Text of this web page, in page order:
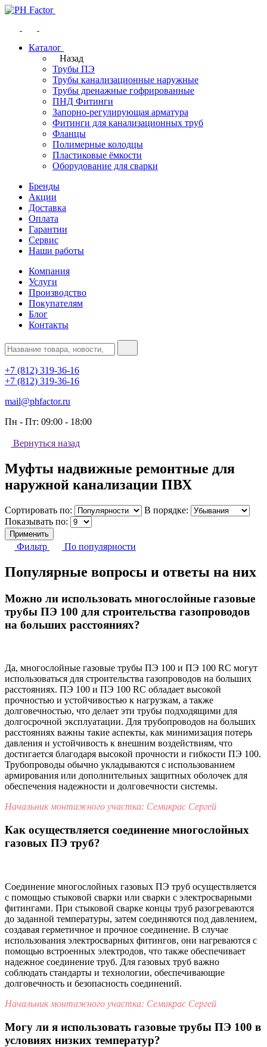
Каталог
Назад
Трубы ПЭ
Трубы канализационные наружные
Трубы дренажные гофрированные
ПНД Фитинги
Запорно-регулирующая арматура
Фитинги для канализационных труб
Фланцы
Полимерные колодцы
Пластиковые ёмкости
Оборудование для сварки
Бренды
Акции
Доставка
Оплата
Гарантии
Сервис
Наши работы
Компания
Услуги
Производство
Покупателям
Блог
Контакты
+7 (812) 319-36-16
+7 (812) 319-36-16
mail@phfactor.ru
Пн - Пт: 09:00 - 18:00
Вернуться назад
Муфты надвижные ремонтные для
наружной канализации ПВХ
Сортировать по:
В порядке:
Показывать по:
Применить
Фильтр По популярности
Популярные вопросы и ответы на них
Можно ли использовать многослойные газовые
трубы ПЭ 100 для строительства газопроводов
на больших расстояниях?
Да, многослойные газовые трубы ПЭ 100 и ПЭ 100 RC могут
использоваться для строительства газопроводов на больших
расстояниях. ПЭ 100 и ПЭ 100 RC обладает высокой
прочностью и устойчивостью к нагрузкам, а также
долговечностью, что делает эти трубы подходящими для
долгосрочной эксплуатации. Для трубопроводов на больших
расстояниях важны такие аспекты, как минимизация потерь
давления и устойчивость к внешним воздействиям, что
достигается благодаря высокой прочности и гибкости ПЭ 100.
Трубопроводы обычно укладываются с использованием
армирования или дополнительных защитных оболочек для
обеспечения надежности и долговечности системы.
Начальник монтажного участка: Семикрас Сергей
Как осуществляется соединение многослойных
газовых ПЭ труб?
Соединение многослойных газовых ПЭ труб осуществляется
с помощью стыковой сварки или сварки с электросварными
фитингами. При стыковой сварке концы труб разогреваются
до заданной температуры, затем соединяются под давлением,
создавая герметичное и прочное соединение. В случае
использования электросварных фитингов, они нагреваются с
помощью встроенных электродов, что также обеспечивает
надежное соединение труб. Для газовых труб важно
соблюдать стандарты и технологии, обеспечивающие
долговечность и безопасность соединений.
Начальник монтажного участка: Семикрас Сергей
Могу ли я использовать газовые трубы ПЭ 100 в
условиях низких температур?